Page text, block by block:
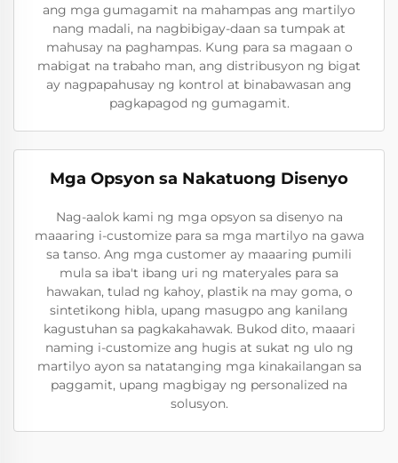
ang mga gumagamit na mahampas ang martilyo
nang madali, na nagbibigay-daan sa tumpak at
mahusay na paghampas. Kung para sa magaan o
mabigat na trabaho man, ang distribusyon ng bigat
ay nagpapahusay ng kontrol at binabawasan ang
pagkapagod ng gumagamit.
Mga Opsyon sa Nakatuong Disenyo
Nag-aalok kami ng mga opsyon sa disenyo na
maaaring i-customize para sa mga martilyo na gawa
sa tanso. Ang mga customer ay maaaring pumili
mula sa iba't ibang uri ng materyales para sa
hawakan, tulad ng kahoy, plastik na may goma, o
sintetikong hibla, upang masugpo ang kanilang
kagustuhan sa pagkakahawak. Bukod dito, maaari
naming i-customize ang hugis at sukat ng ulo ng
martilyo ayon sa natatanging mga kinakailangan sa
paggamit, upang magbigay ng personalized na
solusyon.